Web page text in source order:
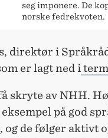
seg imponere. De
norske fedrekvoten.
direktør i
er lagt ned i
skryte av NHH.
på god
og de følger aktivt